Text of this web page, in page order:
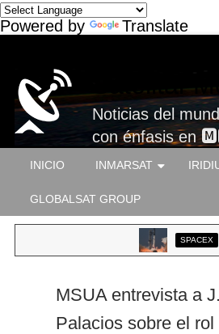
Powered by Translate
Satelital-
Noticias del
con énfasis en
INICIO INMARSAT
GLOBALSAT GROUP
SPACEX
MSUA entrevista a
Palacios sobre el rol